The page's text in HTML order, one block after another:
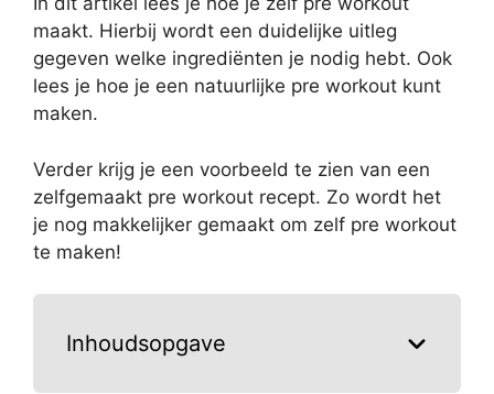
maakt. Hierbij wordt een duidelijke uitleg
gegeven welke ingrediënten je nodig hebt. Ook
lees je hoe je een natuurlijke pre workout kunt
maken.
Verder krijg je een voorbeeld te zien van een
zelfgemaakt pre workout recept. Zo wordt het
je nog makkelijker gemaakt om zelf pre workout
te maken!
Inhoudsopgave